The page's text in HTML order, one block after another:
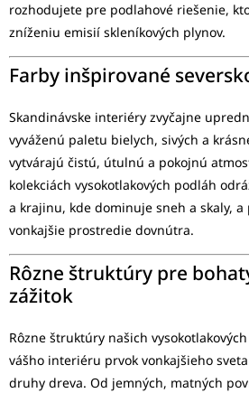
rozhodujete pre podlahové riešenie,
zníženiu emisií skleníkových plynov.
Farby inšpirované
Skandinávske interiéry zvyčajne
vyváženú paletu bielych, sivých a
vytvárajú čistú, útulnú a pokojnú
kolekciách vysokotlakových podláh
a krajinu, kde dominuje sneh a skaly,
vonkajšie prostredie dovnútra.
Rôzne štruktúry pre
zážitok
Rôzne štruktúry našich
vášho interiéru prvok vonkajšieho
druhy dreva. Od jemných, matných